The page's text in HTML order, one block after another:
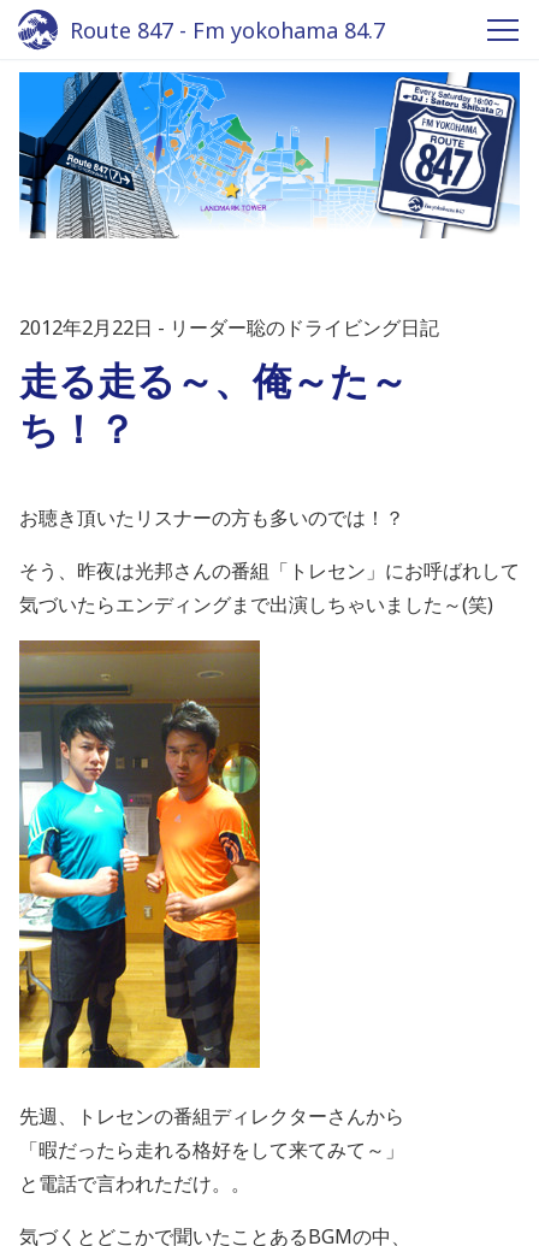
Route 847 - Fm yokohama 84.7
2012年2月22日 リーダー聡のドライビング日記
走る走る～、俺～た～
ち！？
お聴き頂いたリスナーの方も多いのでは！？
そう、昨夜は光邦さんの番組「トレセン」にお呼ばれして
気づいたらエンディングまで出演しちゃいました～(笑)
先週、トレセンの番組ディレクターさんから
「暇だったら走れる格好をして来てみて～」
と電話で言われただけ。。
気づくとどこかで聞いたことあるBGMの中、